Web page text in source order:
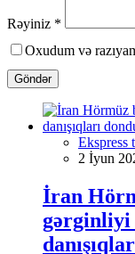
Rəyiniz *
Oxudum və
Göndər
Ekspress
2 İyun
İran
gərginliyi